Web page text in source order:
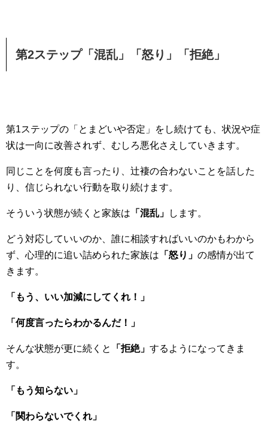
第2ステップ「混乱」「怒り」「拒絶」
第1ステップの「とまどいや否定」をし続けても、状況や症
状は一向に改善されず、むしろ悪化さえしていきます。
同じことを何度も言ったり、辻褄の合わないことを話した
り、信じられない行動を取り続けます。
そういう状態が続くと家族は 「混乱」 します。
どう対応していいのか、誰に相談すればいいのかもわから
ず、心理的に追い詰められた家族は 「怒り」 の感情が出て
きます。
「もう、いい加減にしてくれ！」
「何度言ったらわかるんだ！」
そんな状態が更に続くと 「拒絶」 するようになってきま
す。
「もう知らない」
「関わらないでくれ」